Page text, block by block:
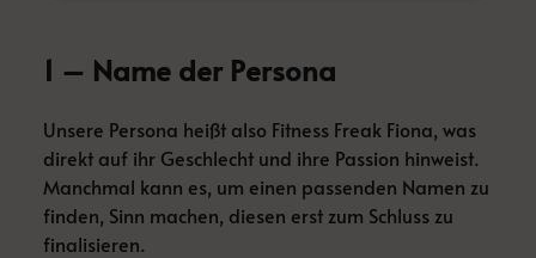
1 – Name der Persona
Unsere Persona heißt also Fitness Freak Fiona, was
direkt auf ihr Geschlecht und ihre Passion hinweist.
Manchmal kann es, um einen passenden Namen zu
finden, Sinn machen, diesen erst zum Schluss zu
finalisieren.